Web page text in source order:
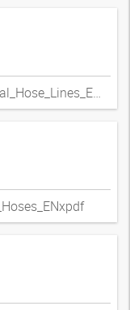
TI_HF-Questionnaire_Choice_of_Metal_Hose_Lines_ENxpdf